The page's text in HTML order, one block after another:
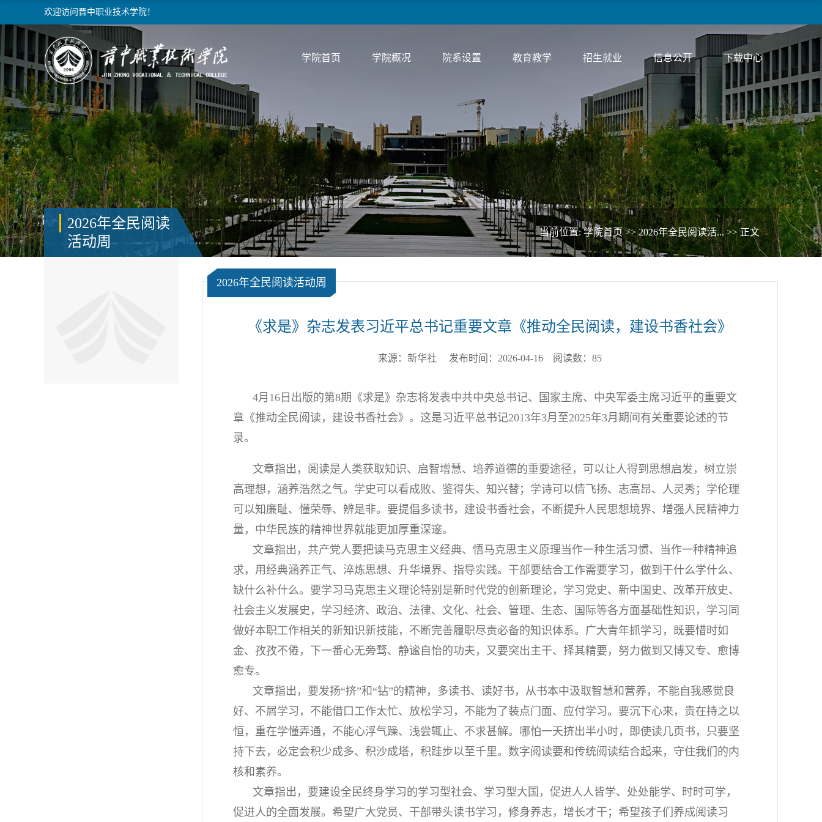
欢迎访问晋中职业技术学院！
学院首页 学院概况 院系设置 教育教学 招生就业 信息公开 下载中心
2026年全民阅读
活动周
当前位置:学院首页>>2026年全民阅读活... >> 正文
2026年全民阅读活动周
《求是》杂志发表习近平总书记重要文章《推动全民阅读，建设书香社会》
来源：新华社 发布时间：2026-04-16 阅读数： 85
4月16日出版的第8期《求是》杂志将发表中共中央总书记、国家主席、中央军委主席习近平的重要文
章《推动全民阅读，建设书香社会》。这是习近平总书记2013年3月至2025年3月期间有关重要论述的节
录。
文章指出，阅读是人类获取知识、启智增慧、培养道德的重要途径，可以让人得到思想启发，树立崇
高理想，涵养浩然之气。学史可以看成败、鉴得失、知兴替；学诗可以情飞扬、志高昂、人灵秀；学伦理
可以知廉耻、懂荣辱、辨是非。要提倡多读书，建设书香社会，不断提升人民思想境界、增强人民精神力
量，中华民族的精神世界就能更加厚重深邃。
文章指出，共产党人要把读马克思主义经典、悟马克思主义原理当作一种生活习惯、当作一种精神追
求，用经典涵养正气、淬炼思想、升华境界、指导实践。干部要结合工作需要学习，做到干什么学什么、
缺什么补什么。要学习马克思主义理论特别是新时代党的创新理论，学习党史、新中国史、改革开放史、
社会主义发展史，学习经济、政治、法律、文化、社会、管理、生态、国际等各方面基础性知识，学习同
做好本职工作相关的新知识新技能，不断完善履职尽责必备的知识体系。广大青年抓学习，既要惜时如
金、孜孜不倦，下一番心无旁骛、静谧自怡的功夫，又要突出主干、择其精要，努力做到又博又专、愈博
愈专。
文章指出，要发扬“挤”和“钻”的精神，多读书、读好书，从书本中汲取智慧和营养，不能自我感觉良
好、不屑学习，不能借口工作太忙、放松学习，不能为了装点门面、应付学习。要沉下心来，贵在持之以
恒，重在学懂弄通，不能心浮气躁、浅尝辄止、不求甚解。哪怕一天挤出半小时，即使读几页书，只要坚
持下去，必定会积少成多、积沙成塔，积跬步以至千里。数字阅读要和传统阅读结合起来，守住我们的内
核和素养。
文章指出，要建设全民终身学习的学习型社会、学习型大国，促进人人皆学、处处能学、时时可学，
促进人的全面发展。希望广大党员、干部带头读书学习，修身养志，增长才干；希望孩子们养成阅读习